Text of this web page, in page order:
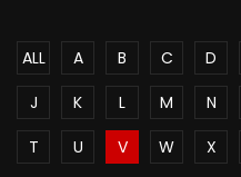
ALL A B C D
J
K L M N
T
U V W X